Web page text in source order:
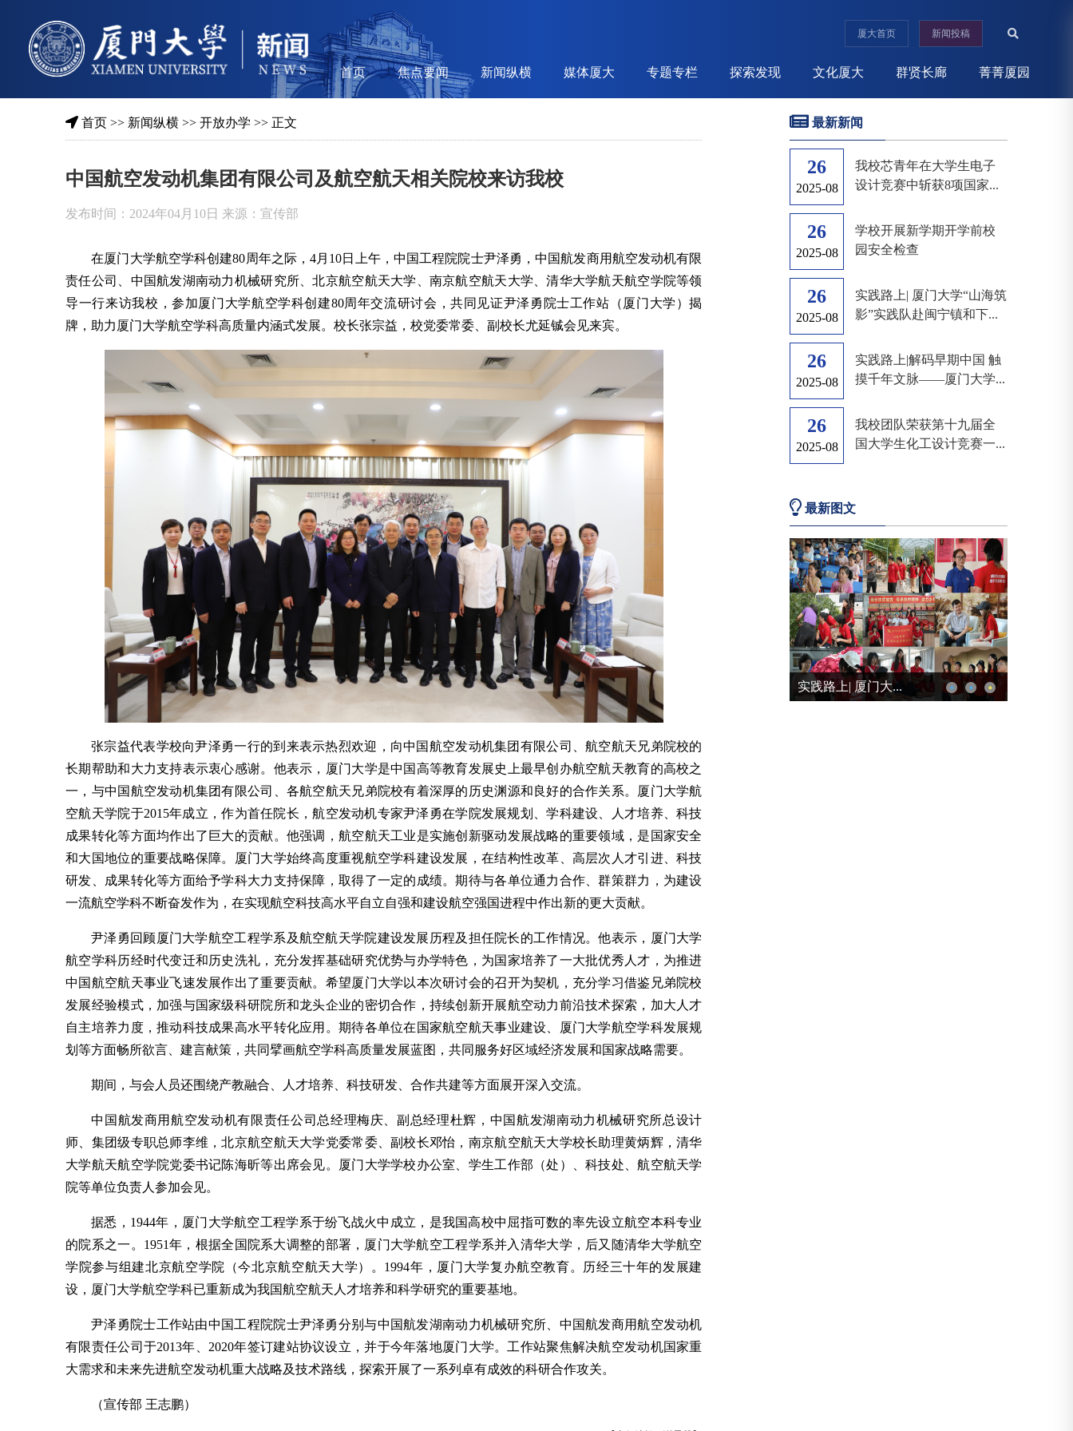
厦大首页 新闻投稿
首页 焦点要闻 新闻纵横 媒体厦大 专题专栏 探索发现 文化厦大 群贤长廊 菁菁厦园
首页 >> 新闻纵横 >>开放办学 >> 正文
中国航空发动机集团有限公司及航空航天相关院校来访我校
发布时间：2024年04月10日 来源：宣传部
在厦门大学航空学科创建80周年之际，4月10日上午，中国工程院院士尹泽勇，中国航发商用航空发动机有限
责任公司、中国航发湖南动力机械研究所、北京航空航天大学、南京航空航天大学、清华大学航天航空学院等领
导一行来访我校，参加厦门大学航空学科创建80周年交流研讨会，共同见证尹泽勇院士工作站（厦门大学）揭
牌，助力厦门大学航空学科高质量内涵式发展。校长张宗益，校党委常委、副校长尤延铖会见来宾。
张宗益代表学校向尹泽勇一行的到来表示热烈欢迎，向中国航空发动机集团有限公司、航空航天兄弟院校的
长期帮助和大力支持表示衷心感谢。他表示，厦门大学是中国高等教育发展史上最早创办航空航天教育的高校之
一，与中国航空发动机集团有限公司、各航空航天兄弟院校有着深厚的历史渊源和良好的合作关系。厦门大学航
空航天学院于2015年成立，作为首任院长，航空发动机专家尹泽勇在学院发展规划、学科建设、人才培养、科技
成果转化等方面均作出了巨大的贡献。他强调，航空航天工业是实施创新驱动发展战略的重要领域，是国家安全
和大国地位的重要战略保障。厦门大学始终高度重视航空学科建设发展，在结构性改革、高层次人才引进、科技
研发、成果转化等方面给予学科大力支持保障，取得了一定的成绩。期待与各单位通力合作、群策群力，为建设
一流航空学科不断奋发作为，在实现航空科技高水平自立自强和建设航空强国进程中作出新的更大贡献。
尹泽勇回顾厦门大学航空工程学系及航空航天学院建设发展历程及担任院长的工作情况。他表示，厦门大学
航空学科历经时代变迁和历史洗礼，充分发挥基础研究优势与办学特色，为国家培养了一大批优秀人才，为推进
中国航空航天事业飞速发展作出了重要贡献。希望厦门大学以本次研讨会的召开为契机，充分学习借鉴兄弟院校
发展经验模式，加强与国家级科研院所和龙头企业的密切合作，持续创新开展航空动力前沿技术探索，加大人才
自主培养力度，推动科技成果高水平转化应用。期待各单位在国家航空航天事业建设、厦门大学航空学科发展规
划等方面畅所欲言、建言献策，共同擘画航空学科高质量发展蓝图，共同服务好区域经济发展和国家战略需要。
期间，与会人员还围绕产教融合、人才培养、科技研发、合作共建等方面展开深入交流。
中国航发商用航空发动机有限责任公司总经理梅庆、副总经理杜辉，中国航发湖南动力机械研究所总设计
师、集团级专职总师李维，北京航空航天大学党委常委、副校长邓怡，南京航空航天大学校长助理黄炳辉，清华
大学航天航空学院党委书记陈海昕等出席会见。厦门大学学校办公室、学生工作部（处）、科技处、航空航天学
院等单位负责人参加会见。
据悉，1944年，厦门大学航空工程学系于纷飞战火中成立，是我国高校中屈指可数的率先设立航空本科专业
的院系之一。1951年，根据全国院系大调整的部署，厦门大学航空工程学系并入清华大学，后又随清华大学航空
学院参与组建北京航空学院（今北京航空航天大学）。1994年，厦门大学复办航空教育。历经三十年的发展建
设，厦门大学航空学科已重新成为我国航空航天人才培养和科学研究的重要基地。
尹泽勇院士工作站由中国工程院院士尹泽勇分别与中国航发湖南动力机械研究所、中国航发商用航空发动机
有限责任公司于2013年、2020年签订建站协议设立，并于今年落地厦门大学。工作站聚焦解决航空发动机国家重
大需求和未来先进航空发动机重大战略及技术路线，探索开展了一系列卓有成效的科研合作攻关。
（宣传部 王志鹏）
最新新闻
26
2025-08
我校芯青年在大学生电子
设计竞赛中斩获8项国家...
26
2025-08
学校开展新学期开学前校
园安全检查
26
2025-08
实践路上| 厦门大学“山海筑
影”实践队赴闽宁镇和下...
26
2025-08
实践路上|解码早期中国 触
摸千年文脉——厦门大学...
26
2025-08
我校团队荣获第十九届全
国大学生化工设计竞赛一...
最新图文
我校芯青年在大学... 学校开展新学期开... 实践路上| 厦门大...